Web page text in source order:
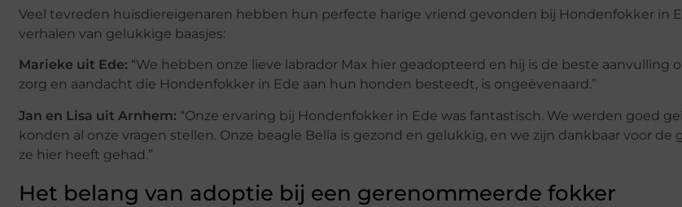
Veel tevreden huisdiereigenaren hebben hun perfecte harige vriend gevonden bij Hondenfokker in
verhalen van gelukkige baasjes:
Marieke uit Ede: “We hebben onze lieve labrador Max hier geadopteerd en hij is de beste aanvulling
zorg en aandacht die Hondenfokker in Ede aan hun honden besteedt, is ongeëvenaard.”
Jan en Lisa uit Arnhem: “Onze ervaring bij Hondenfokker in Ede was fantastisch. We werden goed
konden al onze vragen stellen. Onze beagle Bella is gezond en gelukkig, en we zijn dankbaar voor de
ze hier heeft gehad.”
Het belang van adoptie bij een gerenommeerde fokker